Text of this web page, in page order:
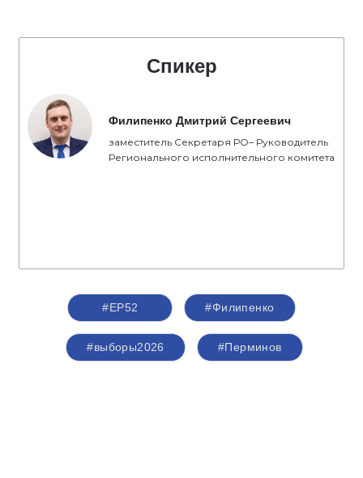
Спикер
Филипенко Дмитрий Сергеевич
заместитель Секретаря РО– Руководитель
Регионального исполнительного комитета
#ЕР52 #Филипенко
#выборы2026 #Перминов